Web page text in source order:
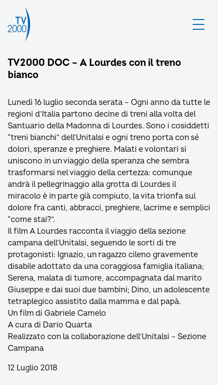
TV2000 DOC – A Lourdes con il treno
bianco
Lunedì 16 luglio seconda serata – Ogni anno da tutte le
regioni d’Italia partono decine di treni alla volta del
Santuario della Madonna di Lourdes. Sono i cosiddetti
“treni bianchi” dell’Unitalsi e ogni treno porta con sé
dolori, speranze e preghiere. Malati e volontari si
uniscono in un viaggio della speranza che sembra
trasformarsi nel viaggio della certezza: comunque
andrà il pellegrinaggio alla grotta di Lourdes il
miracolo è in parte già compiuto, la vita trionfa sul
dolore fra canti, abbracci, preghiere, lacrime e semplici
“come stai?”.
Il film A Lourdes racconta il viaggio della sezione
campana dell’Unitalsi, seguendo le sorti di tre
protagonisti: Ignazio, un ragazzo cileno gravemente
disabile adottato da una coraggiosa famiglia italiana;
Serena, malata di tumore, accompagnata dal marito
Giuseppe e dai suoi due bambini; Dino, un adolescente
tetraplegico assistito dalla mamma e dal papà.
Un film di Gabriele Camelo
A cura di Dario Quarta
Realizzato con la collaborazione dell’Unitalsi – Sezione
Campana
12 Luglio 2018